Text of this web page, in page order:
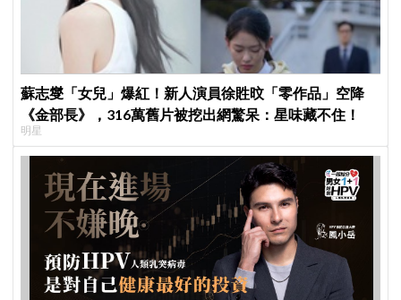
蘇志燮「女兒」爆紅！新人演員徐貹旼「零作品」空降
《金部長》，316萬舊片被挖出網驚呆：星味藏不住！
明星